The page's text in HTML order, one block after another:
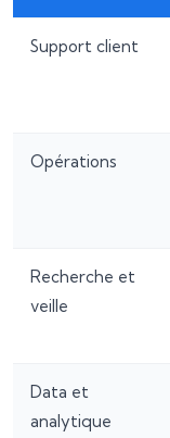
Support client
Opérations
Recherche et
veille
Data et
analytique